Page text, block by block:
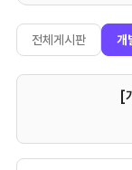
전체게시판 개
[